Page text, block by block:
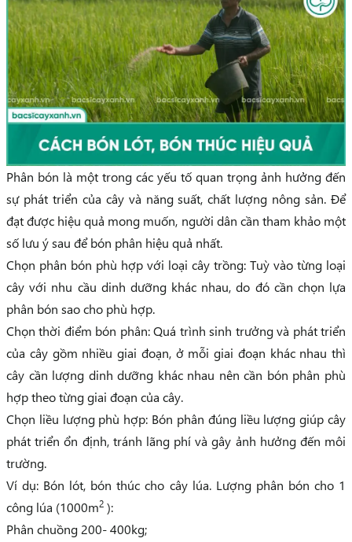
Phân bón là một trong các yếu tố quan trọng ảnh hưởng đến
sự phát triển của cây và năng suất, chất lượng nông sản. Để
đạt được hiệu quả mong muốn, người dân cần tham khảo một
số lưu ý sau để bón phân hiệu quả nhất.
Chọn phân bón phù hợp với loại cây trồng: Tuỳ vào từng loại
cây với nhu cầu dinh dưỡng khác nhau, do đó cần chọn lựa
phân bón sao cho phù hợp.
Chọn thời điểm bón phân: Quá trình sinh trưởng và phát triển
của cây gồm nhiều giai đoạn, ở mỗi giai đoạn khác nhau thì
cây cần lượng dinh dưỡng khác nhau nên cần bón phân phù
hợp theo từng giai đoạn của cây.
Chọn liều lượng phù hợp: Bón phân đúng liều lượng giúp cây
phát triển ổn định, tránh lãng phí và gây ảnh hưởng đến môi
trường.
Ví dụ: Bón lót, bón thúc cho cây lúa. Lượng phân bón cho 1
công lúa (1000m2 ):
Phân chuồng 200- 400kg;